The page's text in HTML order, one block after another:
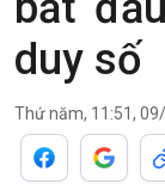
Giới thiệu
duy số
Thứ năm, 11:51,